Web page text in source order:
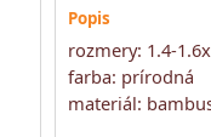
Popis
rozmery: 1.4-
farba: prírodná
materiál: